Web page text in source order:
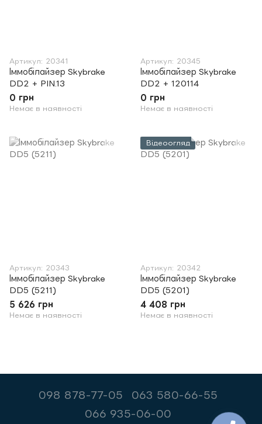
Артикул: 20341
Іммобілайзер Skybrake
DD2 + PIN.13
0 грн
Немає в наявності
Артикул: 20345
Іммобілайзер Skybrake
DD2 + 120114
0 грн
Немає в наявності
Артикул: 20343
Іммобілайзер Skybrake
DD5 (5211)
5 626 грн
Немає в наявності
Відеоогляд
Артикул: 20342
Іммобілайзер Skybrake
DD5 (5201)
4 408 грн
Немає в наявності
098 878-77-05
063 580-66-55
066 935-06-00